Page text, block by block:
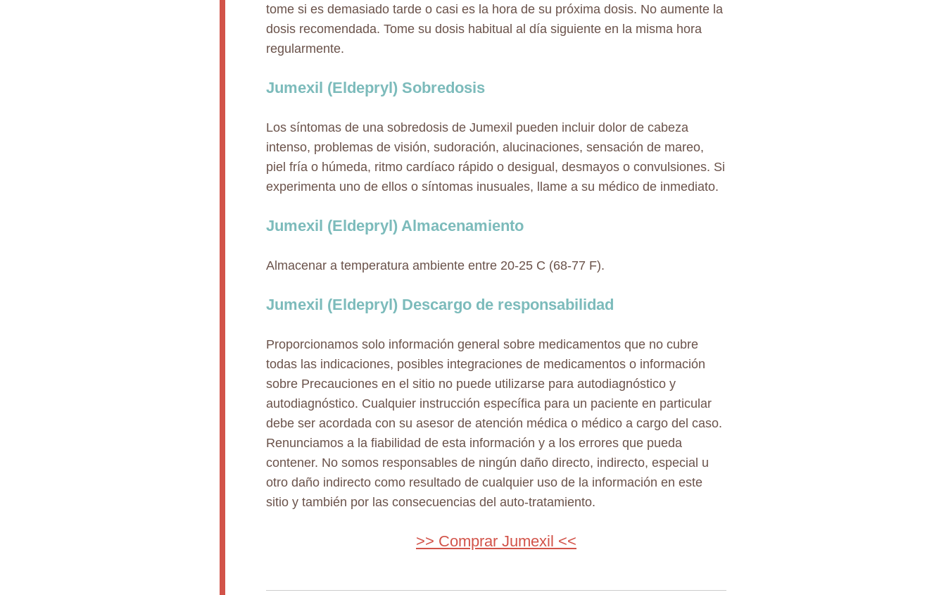
tome si es demasiado tarde o casi es la hora de su próxima dosis. No aumente la
dosis recomendada. Tome su dosis habitual al día siguiente en la misma hora
regularmente.
Jumexil (Eldepryl) Sobredosis
Los síntomas de una sobredosis de Jumexil pueden incluir dolor de cabeza
intenso, problemas de visión, sudoración, alucinaciones, sensación de mareo,
piel fría o húmeda, ritmo cardíaco rápido o desigual, desmayos o convulsiones. Si
experimenta uno de ellos o síntomas inusuales, llame a su médico de inmediato.
Jumexil (Eldepryl) Almacenamiento
Almacenar a temperatura ambiente entre 20-25 C (68-77 F).
Jumexil (Eldepryl) Descargo de responsabilidad
Proporcionamos solo información general sobre medicamentos que no cubre
todas las indicaciones, posibles integraciones de medicamentos o información
sobre Precauciones en el sitio no puede utilizarse para autodiagnóstico y
autodiagnóstico. Cualquier instrucción específica para un paciente en particular
debe ser acordada con su asesor de atención médica o médico a cargo del caso.
Renunciamos a la fiabilidad de esta información y a los errores que pueda
contener. No somos responsables de ningún daño directo, indirecto, especial u
otro daño indirecto como resultado de cualquier uso de la información en este
sitio y también por las consecuencias del auto-tratamiento.
>> Comprar Jumexil <<